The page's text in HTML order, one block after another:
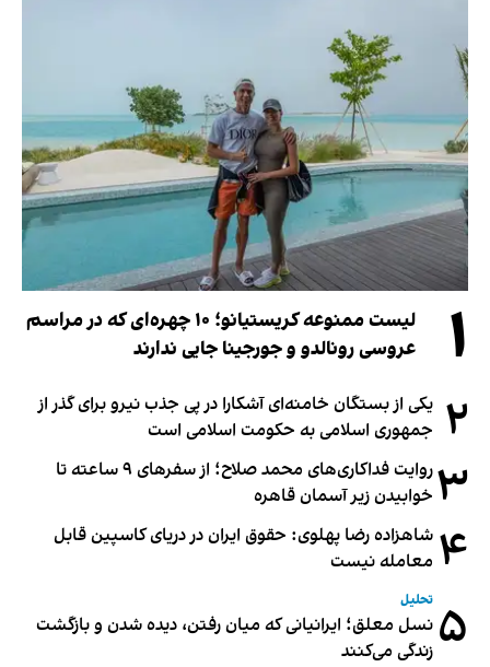
۱
لیست ممنوعه کریستیانو؛ ۱۰ چهره‌ای که در مراسم
عروسی رونالدو و جورجینا جایی ندارند
۲ یکی از بستگان خامنه‌ای آشکارا در پی جذب نیرو برای گذر از
جمهوری اسلامی به حکومت اسلامی است
۳
روایت فداکاری‌های محمد صلاح؛ از سفرهای ۹ ساعته تا
خوابیدن زیر آسمان قاهره
۴ شاهزاده رضا پهلوی: حقوق ایران در دریای کاسپین قابل
معامله نیست
۵ تحلیل
نسل معلق؛ ایرانیانی که میان رفتن، دیده شدن و بازگشت
زندگی می‌کنند